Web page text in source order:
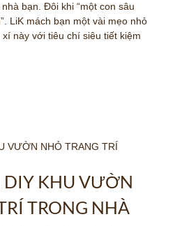
bạn. Đôi khi “một con sâu
LiK mách bạn một vài mẹo nhỏ
này với tiêu chí siêu tiết kiệm
KHU VƯỜN
TRONG NHÀ